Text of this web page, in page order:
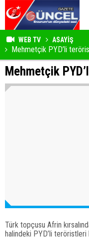
WEB TV ASAYİŞ
Mehmetçik PYD’li
Mehmetçik
Türk topçusu Afrin
halindeki PYD’li teröristleri